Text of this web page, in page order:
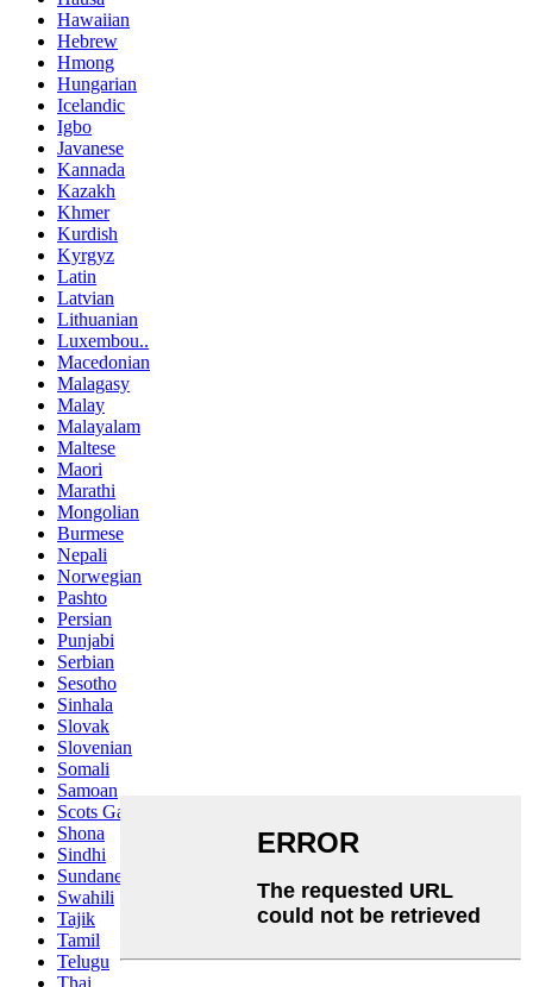
Hawaiian
Hebrew
Hmong
Hungarian
Icelandic
Igbo
Javanese
Kannada
Kazakh
Khmer
Kurdish
Kyrgyz
Latin
Latvian
Lithuanian
Luxembou..
Macedonian
Malagasy
Malay
Malayalam
Maltese
Maori
Marathi
Mongolian
Burmese
Nepali
Norwegian
Pashto
Persian
Punjabi
Serbian
Sesotho
Sinhala
Slovak
Slovenian
Somali
Samoan
Scots Gaelic
Shona
Sindhi
Sundanese
Swahili
Tajik
Tamil
Telugu
Thai